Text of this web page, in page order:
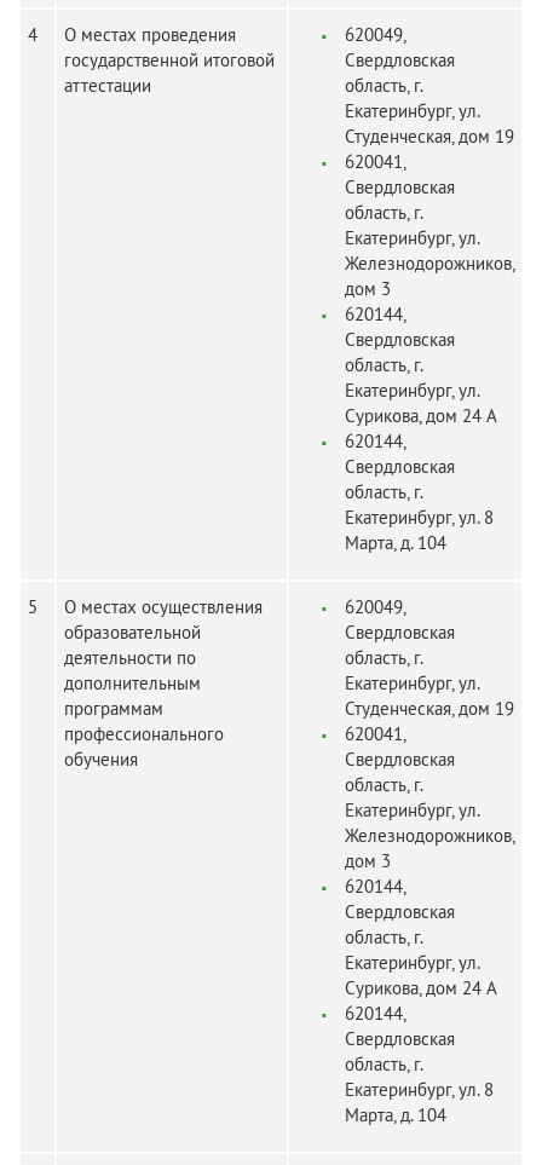
4
О местах проведения
государственной итоговой
аттестации
620049,
Свердловская
область, г.
Екатеринбург, ул.
Студенческая, дом 19
620041,
Свердловская
область, г.
Екатеринбург, ул.
Железнодорожников,
дом 3
620144,
Свердловская
область, г.
Екатеринбург, ул.
Сурикова, дом 24 А
620144,
Свердловская
область, г.
Екатеринбург, ул. 8
Марта, д. 104
5
О местах осуществления
образовательной
деятельности по
дополнительным
программам
профессионального
обучения
620049,
Свердловская
область, г.
Екатеринбург, ул.
Студенческая, дом 19
620041,
Свердловская
область, г.
Екатеринбург, ул.
Железнодорожников,
дом 3
620144,
Свердловская
область, г.
Екатеринбург, ул.
Сурикова, дом 24 А
620144,
Свердловская
область, г.
Екатеринбург, ул. 8
Марта, д. 104